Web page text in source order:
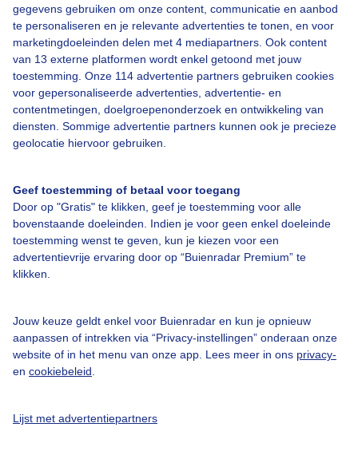
gegevens gebruiken om onze content, communicatie en aanbod
te personaliseren en je relevante advertenties te tonen, en voor
marketingdoeleinden delen met 4 mediapartners. Ook content
van 13 externe platformen wordt enkel getoond met jouw
toestemming. Onze 114 advertentie partners gebruiken cookies
voor gepersonaliseerde advertenties, advertentie- en
contentmetingen, doelgroepenonderzoek en ontwikkeling van
diensten. Sommige advertentie partners kunnen ook je precieze
geolocatie hiervoor gebruiken.
Geef toestemming of betaal voor toegang
Door op "Gratis" te klikken, geef je toestemming voor alle
bovenstaande doeleinden. Indien je voor geen enkel doeleinde
toestemming wenst te geven, kun je kiezen voor een
advertentievrije ervaring door op “Buienradar Premium” te
klikken.
Jouw keuze geldt enkel voor Buienradar en kun je opnieuw
aanpassen of intrekken via “Privacy-instellingen” onderaan onze
website of in het menu van onze app. Lees meer in ons privacy-
en cookiebeleid
Lijst met advertentiepartners
Een moment geduld aub...
Over Buienradar
Veelgestelde vragen
Contact
Toegankelijkheid
Buienradar Team
Privacy beleid
Privacy instellingen